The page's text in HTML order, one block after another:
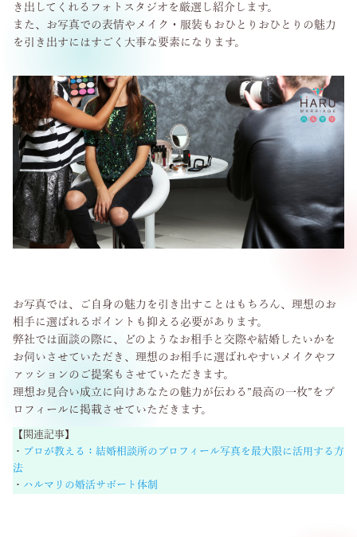
き出してくれるフォトスタジオを厳選し紹介します。
また、お写真での表情やメイク・服装もおひとりおひとりの魅力
を引き出すにはすごく大事な要素になります。
お写真では、ご自身の魅力を引き出すことはもちろん、理想のお
相手に選ばれるポイントも抑える必要があります。
弊社では面談の際に、どのようなお相手と交際や結婚したいかを
お伺いさせていただき、理想のお相手に選ばれやすいメイクやフ
ァッションのご提案もさせていただきます。
理想お見合い成立に向けあなたの魅力が伝わる”最高の一枚”をプ
ロフィールに掲載させていただきます。
【関連記事】
・ プロが教える：結婚相談所のプロフィール写真を最大限に活用する方
法
・ ハルマリの婚活サポート体制